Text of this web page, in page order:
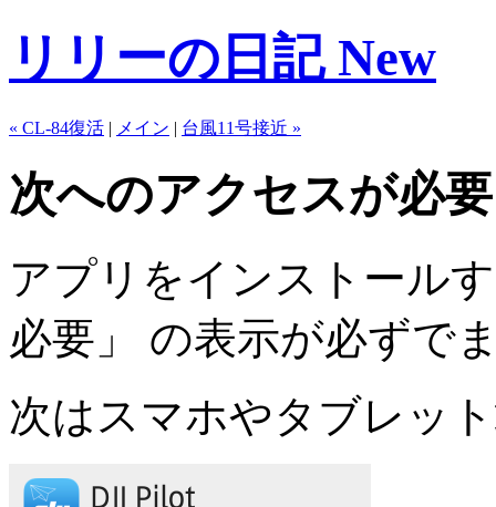
リリーの日記 New
« CL-84復活 | メイン | 台風11号接近 »
次へのアクセスが必
アプリをインストール
必要」 の表示が必ずで
次はスマホやタブレッ